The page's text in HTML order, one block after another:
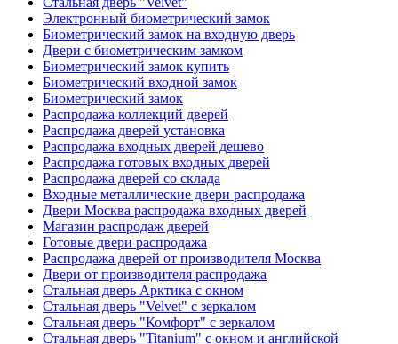
Электронный биометрический замок
Биометрический замок на входную дверь
Двери с биометрическим замком
Биометрический замок купить
Биометрический входной замок
Биометрический замок
Распродажа коллекций дверей
Распродажа дверей установка
Распродажа входных дверей дешево
Распродажа готовых входных дверей
Распродажа дверей со склада
Входные металлические двери распродажа
Двери Москва распродажа входных дверей
Магазин распродаж дверей
Готовые двери распродажа
Распродажа дверей от производителя Москва
Двери от производителя распродажа
Стальная дверь Арктика с окном
Стальная дверь "Velvet" с зеркалом
Стальная дверь "Комфорт" с зеркалом
Стальная дверь "Titanium" с окном и английской